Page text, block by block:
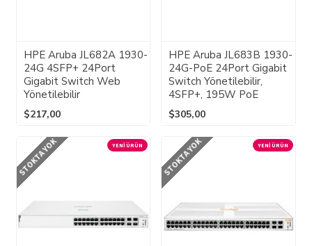
HPE Aruba JL682A 1930-
24G 4SFP+ 24Port
Gigabit Switch Web
Yönetilebilir
$217,00
HPE Aruba JL683B 1930-
24G-PoE 24Port Gigabit
Switch Yönetilebilir,
4SFP+, 195W PoE
$305,00
YENI ÜRÜN
STOKTA YOK YENI ÜRÜN
STOKTA YOK